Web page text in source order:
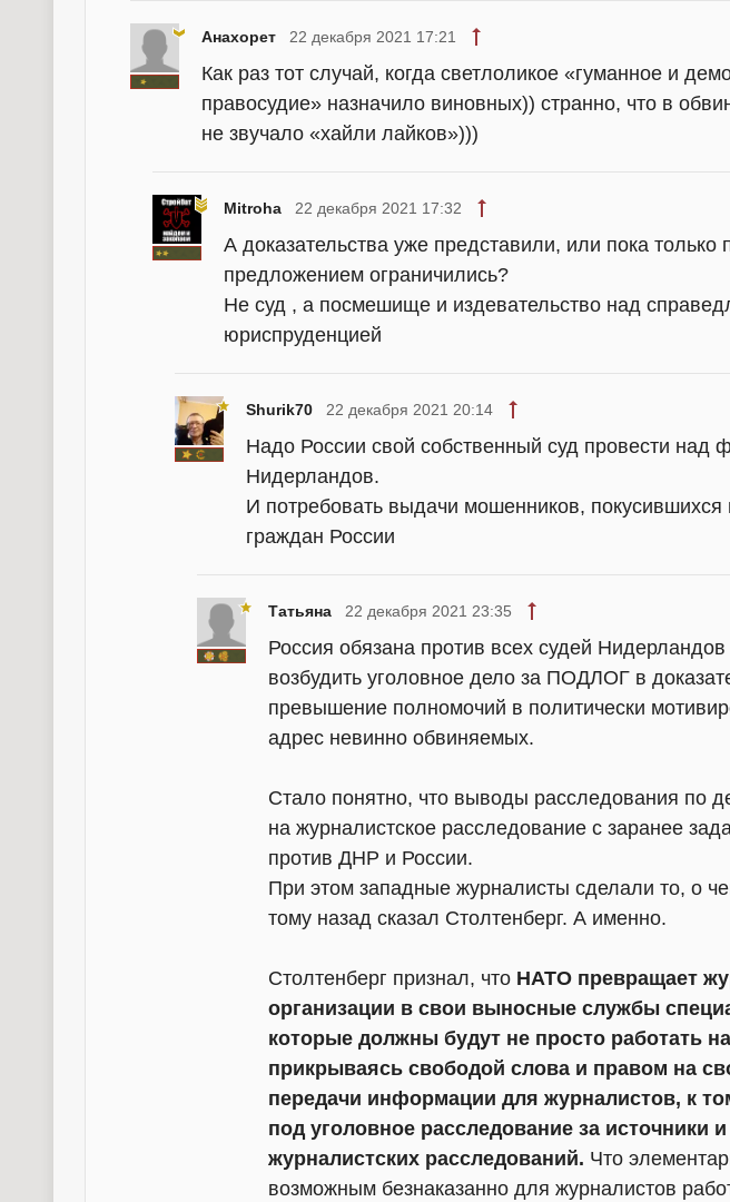
Анахорет 22 декабря 2021 17:21
Как раз тот случай, когда светлоликое «гуманное и
правосудие» назначило виновных)) странно, что в
не звучало «хайли лайков»)))
Mitroha 22 декабря 2021 17:32
А доказательства уже представили, или пока
предложением ограничились?
Не суд , а посмешище и издевательство над
юриспруденцией
Shurik70 22 декабря 2021 20:14
Надо России свой собственный суд провести над
Нидерландов.
И потребовать выдачи мошенников, покусившихся
граждан России
Татьяна 22 декабря 2021 23:35
Россия обязана против всех судей
возбудить уголовное дело за ПОДЛОГ в
превышение полномочий в политически
адрес невинно обвиняемых.
Стало понятно, что выводы расследования по
на журналистское расследование с заранее
против ДНР и России.
При этом западные журналисты сделали то, о
тому назад сказал Столтенберг. А именно.
Столтенберг признал, что НАТО превращает
организации в свои выносные службы
которые должны будут не просто работать
прикрываясь свободой слова и правом на
передачи информации для журналистов, к
под уголовное расследование за источники
журналистских расследований. Что
возможным безнаказанно для журналистов